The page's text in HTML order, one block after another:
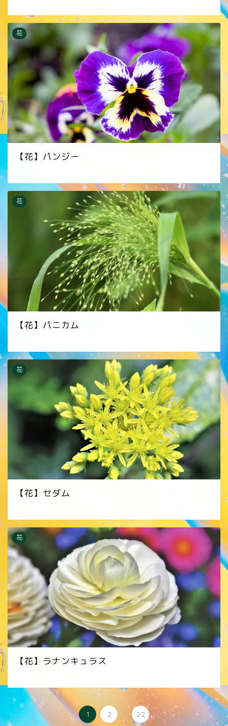
花
【花】パンジー
花
【花】パニカム
花
【花】セダム
花
【花】ラナンキュラス
1 2 ... 22